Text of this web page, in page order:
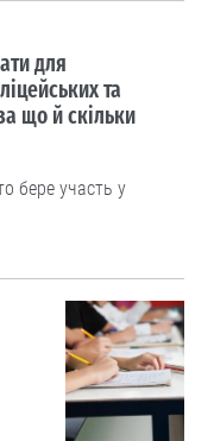
для
та
що й скільки
бере участь у